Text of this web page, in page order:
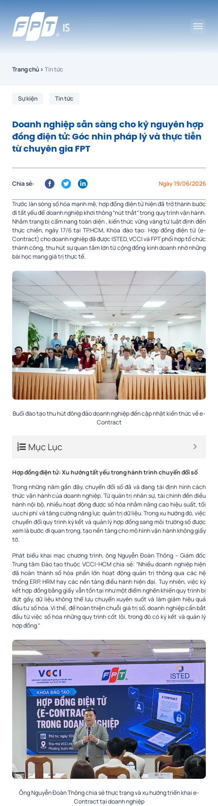
Trang chủ › Tin tức
Sự kiện Tin tức
Doanh nghiệp sẵn sàng cho kỷ nguyên hợp
đồng điện tử: Góc nhìn pháp lý và thực tiễn
từ chuyên gia FPT
Ngày 19/06/2026
Chia sẻ:
Trước làn sóng số hóa mạnh mẽ, hợp đồng điện tử hiện đã trở thành bước
đi tất yếu để doanh nghiệp khơi thông “nút thắt” trong quy trình vận hành.
Nhằm trang bị cẩm nang toàn diện , kiến thức vững vàng từ luật định đến
thực chiến, ngày 17/6 tại TP.HCM, Khóa đào tạo: Hợp đồng điện tử (e-
Contract) cho doanh nghiệp đã được ISTED, VCCI và FPT phối hợp tổ chức
thành công, thu hút sự quan tâm lớn từ cộng đồng kinh doanh nhờ những
bài học mang giá trị thực tế.
Buổi đào tạo thu hút đông đảo doanh nghiệp đến cập nhật kiến thức về e-
Contract
Mục Lục
Hợp đồng điện tử: Xu hướng tất yếu trong hành trình chuyển đổi số
Trong những năm gần đây, chuyển đổi số đã và đang tái định hình cách
thức vận hành của doanh nghiệp. Từ quản trị nhân sự, tài chính đến điều
hành nội bộ, nhiều hoạt động được số hóa nhằm nâng cao hiệu suất, tối
ưu chi phí và tăng cường năng lực quản trị dữ liệu. Trong xu hướng đó, việc
chuyển đổi quy trình ký kết và quản lý hợp đồng sang môi trường số được
xem là bước đi quan trọng, tạo nền tảng cho mô hình vận hành không giấy
tờ.
Phát biểu khai mạc chương trình, ông Nguyễn Đoàn Thông – Giám đốc
Trung tâm Đào tạo thuộc VCCI-HCM chia sẻ: “Nhiều doanh nghiệp hiện
đã hoàn thành số hóa phần lớn hoạt động quản trị thông qua các hệ
thống ERP, HRM hay các nền tảng điều hành hiện đại. Tuy nhiên, việc ký
kết hợp đồng bằng giấy vẫn tồn tại như một điểm nghẽn khiến quy trình bị
đứt gãy, dữ liệu không thể lưu chuyển xuyên suốt và làm giảm hiệu quả
đầu tư số hóa. Vì thế, để hoàn thiện chuỗi giá trị số, doanh nghiệp cần bắt
đầu từ việc số hóa những quy trình cốt lõi, trong đó có ký kết và quản lý
hợp đồng.”
Ông Nguyễn Đoàn Thông chia sẻ thực trạng và xu hướng triển khai e-
Contract tại doanh nghiệp